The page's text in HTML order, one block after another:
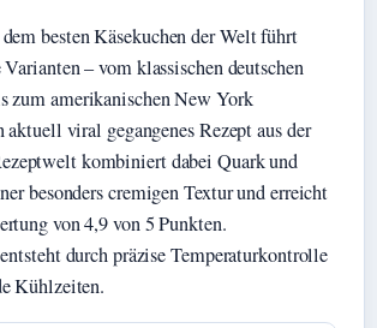
besten Käsekuchen der Welt führt
– vom klassischen deutschen
zum amerikanischen New York
aktuell viral gegangenes Rezept aus der
kombiniert dabei Quark und
besonders cremigen Textur und erreicht
von 4,9 von 5 Punkten.
durch präzise Temperaturkontrolle
Kühlzeiten.